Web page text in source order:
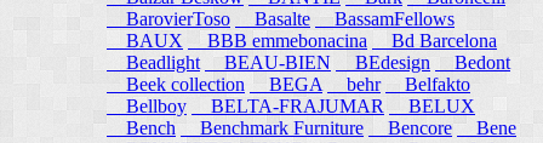
BarovierToso
Basalte
BassamFellows
BAUX
BBB emmebonacina
Bd Barcelona
Beadlight
BEAU-BIEN BEdesign
Bedont
Beek collection
BEGA behr
Belfakto
Bellboy
BELTA-FRAJUMAR
BELUX
Bench
Benchmark Furniture Bencore
Bene